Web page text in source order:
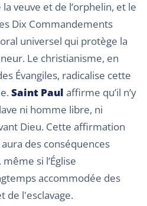
veuve et de l’orphelin, et le
Dix Commandements
universel qui protège la
Le christianisme, en
Évangiles, radicalise cette
Saint Paul affirme qu’il n’y
ni homme libre, ni
Dieu. Cette affirmation
des conséquences
si l’Église
accommodée des
de l'esclavage.